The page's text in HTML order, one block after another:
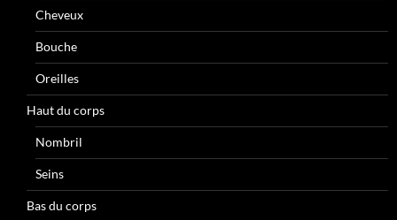
Cheveux
Bouche
Oreilles
Haut du corps
Nombril
Seins
Bas du corps